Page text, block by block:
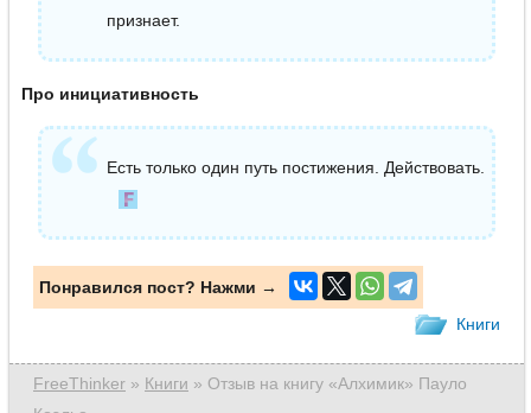
признает.
Про инициативность
Есть только один путь постижения. Действовать.
Понравился пост? Нажми →
Книги
FreeThinker » Книги » Отзыв на книгу «Алхимик» Пауло